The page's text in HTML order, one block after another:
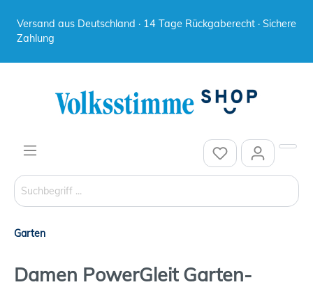
Versand aus Deutschland · 14 Tage Rückgaberecht · Sichere
Zahlung
Garten
Damen PowerGleit Garten-